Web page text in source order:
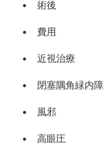
術後
費用
近視治療
閉塞隅角緑内障
風邪
高眼圧